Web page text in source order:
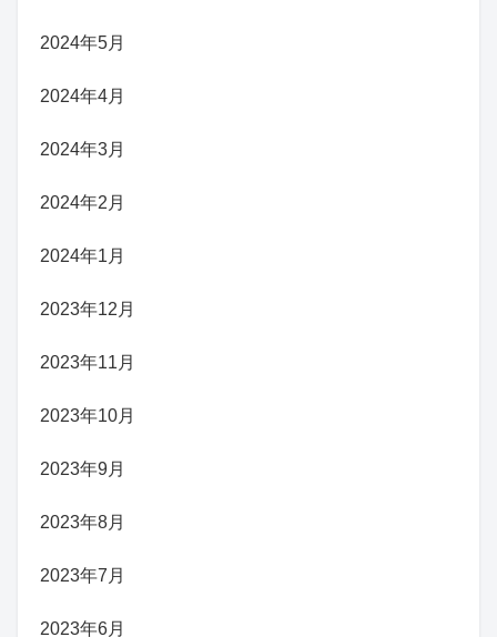
2024年5月
2024年4月
2024年3月
2024年2月
2024年1月
2023年12月
2023年11月
2023年10月
2023年9月
2023年8月
2023年7月
2023年6月